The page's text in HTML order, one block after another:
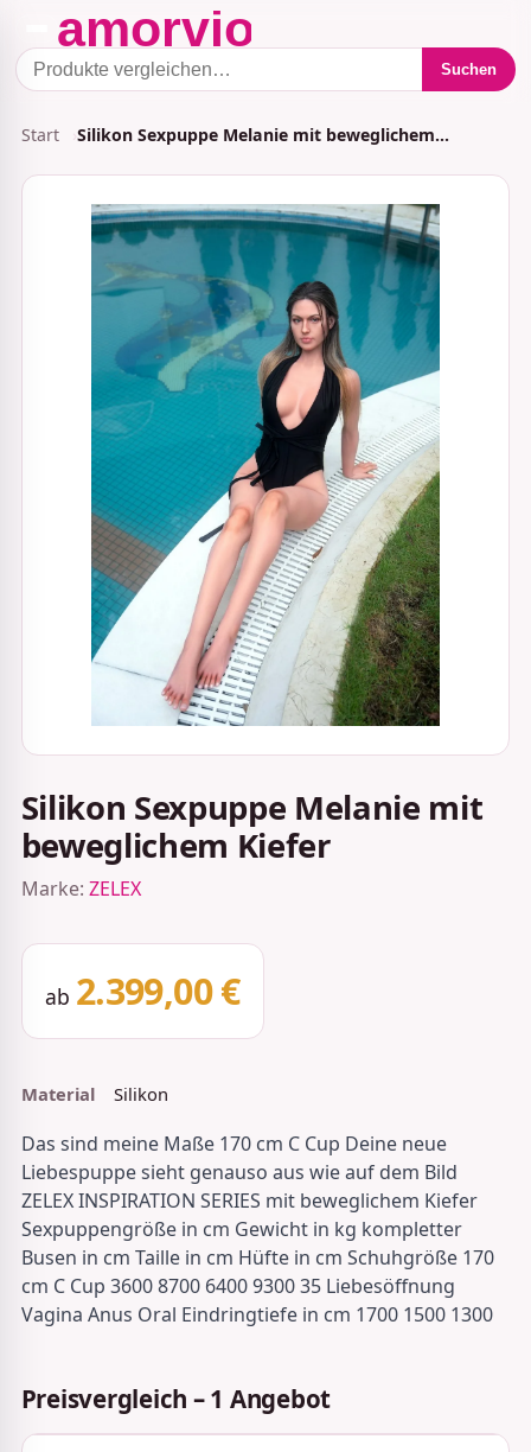
Suchen
Start Silikon Sexpuppe Melanie mit beweglichem…
Silikon Sexpuppe Melanie mit
beweglichem Kiefer
Marke: ZELEX
ab 2.399,00 €
Material Silikon
Das sind meine Maße 170 cm C Cup Deine neue
Liebespuppe sieht genauso aus wie auf dem Bild
ZELEX INSPIRATION SERIES mit beweglichem Kiefer
Sexpuppengröße in cm Gewicht in kg kompletter
Busen in cm Taille in cm Hüfte in cm Schuhgröße 170
cm C Cup 3600 8700 6400 9300 35 Liebesöffnung
Vagina Anus Oral Eindringtiefe in cm 1700 1500 1300
Preisvergleich – 1 Angebot